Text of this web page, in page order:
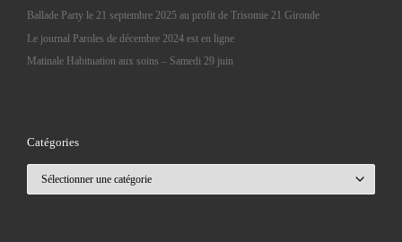
Ballade Party le 21 septembre 2025 au profit de Trisomie 21 Gironde
Le journal Paroles de décembre 2024 est en ligne
Matinale Habituation aux soins – Samedi 29 juin
Catégories